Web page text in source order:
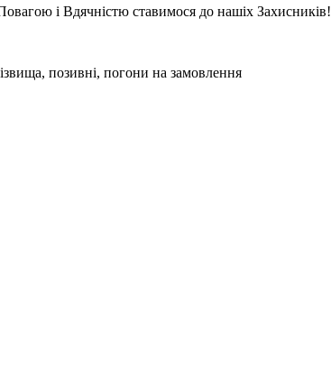
і Вдячністю ставимося до нашіх Захисників!
позивні, погони на замовлення